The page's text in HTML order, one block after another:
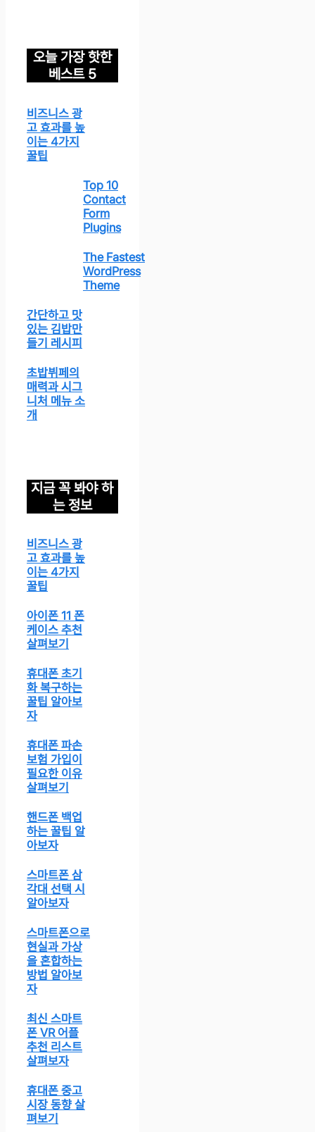
오늘 가장 핫한
베스트 5
비즈니스 광
고 효과를 높
이는 4가지
꿀팁
Top 10
Contact
Form
Plugins
The Fastest
WordPress
Theme
간단하고 맛
있는 김밥만
들기 레시피
초밥뷔페의
매력과 시그
니처 메뉴 소
개
지금 꼭 봐야 하
는 정보
비즈니스 광
고 효과를 높
이는 4가지
꿀팁
아이폰 11 폰
케이스 추천
살펴보기
휴대폰 초기
화 복구하는
꿀팁 알아보
자
휴대폰 파손
보험 가입이
필요한 이유
살펴보기
핸드폰 백업
하는 꿀팁 알
아보자
스마트폰 삼
각대 선택 시
알아보자
스마트폰으로
현실과 가상
을 혼합하는
방법 알아보
자
최신 스마트
폰 VR 어플
추천 리스트
살펴보자
휴대폰 중고
시장 동향 살
펴보기